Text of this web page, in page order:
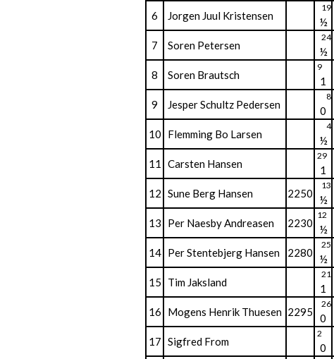
6 Jorgen Juul Kristensen
19
½
7 Soren Petersen
24
½
8 Soren Brautsch
9
1
9 Jesper Schultz Pedersen
8
0
10 Flemming Bo Larsen
4
½
11 Carsten Hansen
29
1
12 Sune Berg Hansen 2250
13
½
13 Per Naesby Andreasen 2230
12
½
14 Per Stentebjerg Hansen 2280
25
½
15 Tim Jaksland
21
1
16 Mogens Henrik Thuesen 2295
26
0
17 Sigfred From
2
0